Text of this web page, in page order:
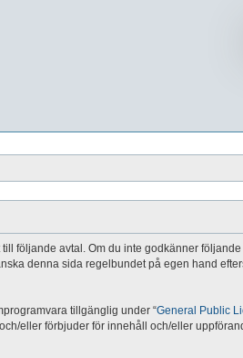
till följande avtal. Om du inte godkänner
denna sida regelbundet på egen hand
tillgänglig under “General Public
eller förbjuder för innehåll och/eller